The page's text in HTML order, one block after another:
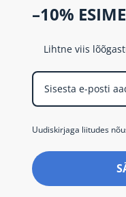
–10%
Lihtne viis
Uudiskirjaga liitudes